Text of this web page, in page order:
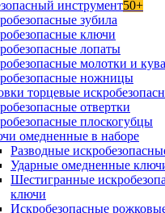
инструмент50+
зубила
ключи
лопаты
молотки и
ножницы
торцевые
отвертки
плоскогубцы
омедненные в наборе
Разводные
Ударные омедненные
Шестигранные
ключи
Искробезопасные